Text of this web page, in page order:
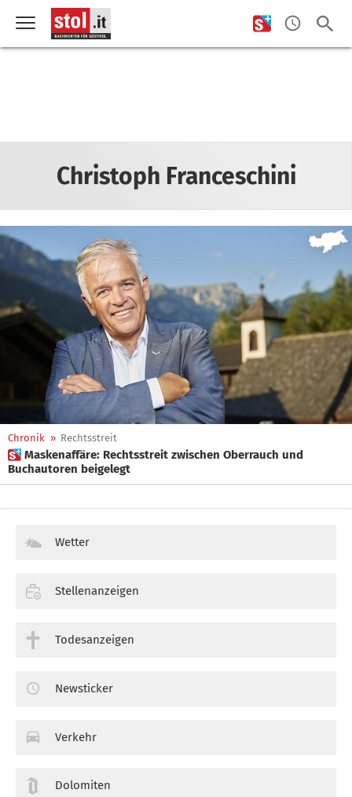
Christoph Franceschini
Chronik » Rechtsstreit
 Maskenaffäre: Rechtsstreit zwischen Oberrauch und
Buchautoren beigelegt
Wetter
Stellenanzeigen
Todesanzeigen
Newsticker
Verkehr
Dolomiten